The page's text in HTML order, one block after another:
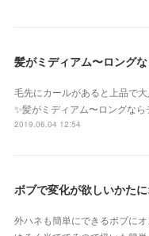
毛先にカールがあると上品で
✨髪がミディアム〜ロングな
2019.06.04 12:54
外ハネも簡単にできるボブに